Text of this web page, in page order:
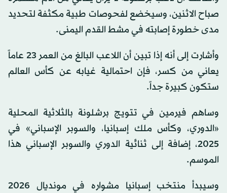
صباح الاثنين، وسيخضع لفحوصات طبية مكثفة لتحديد
مدى خطورة إصابته في مشط القدم اليمنى.
وأشارت إلى أنه إذا تبين أن اللاعب البالغ من العمر 23 عاماً
يعاني من كسر، فإن احتمالية غيابه عن كأس العالم
ستكون كبيرة جداً.
وساهم فيرمين في تتويج برشلونة بالثلاثية المحلية
«الدوري، وكأس ملك إسبانيا، والسوبر الإسباني» في
2025، إضافة إلى ثنائية الدوري والسوبر الإسباني هذا
الموسم.
وسيبدأ منتخب إسبانيا مشواره في مونديال 2026